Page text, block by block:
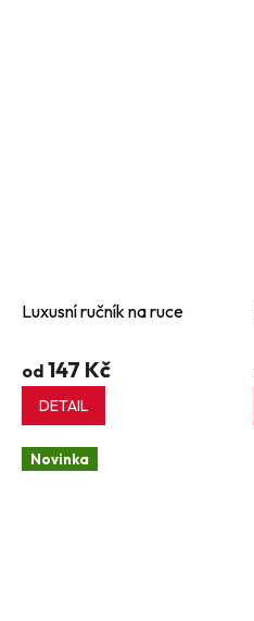
Luxusní ručník na ruce
od 147 Kč
DETAIL
Novinka